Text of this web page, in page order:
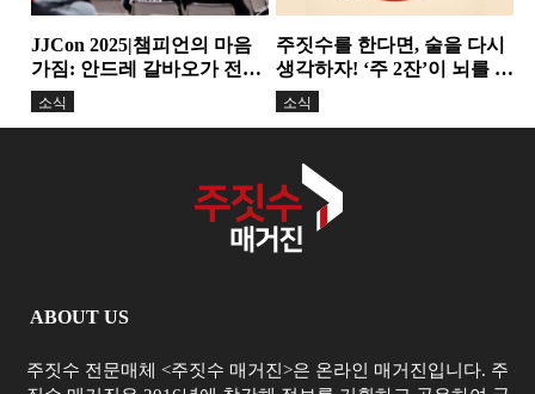
JJCon 2025|챔피언의 마음
가짐: 안드레 갈바오가 전한
정신력과 변화의 힘
소식
주짓수를 한다면, 술을 다시
생각하자! ‘주 2잔’이 뇌를 줄
인다. 기술보다 더...
소식
ABOUT US
주짓수 전문매체 <주짓수 매거진>은 온라인 매거진입니다. 주